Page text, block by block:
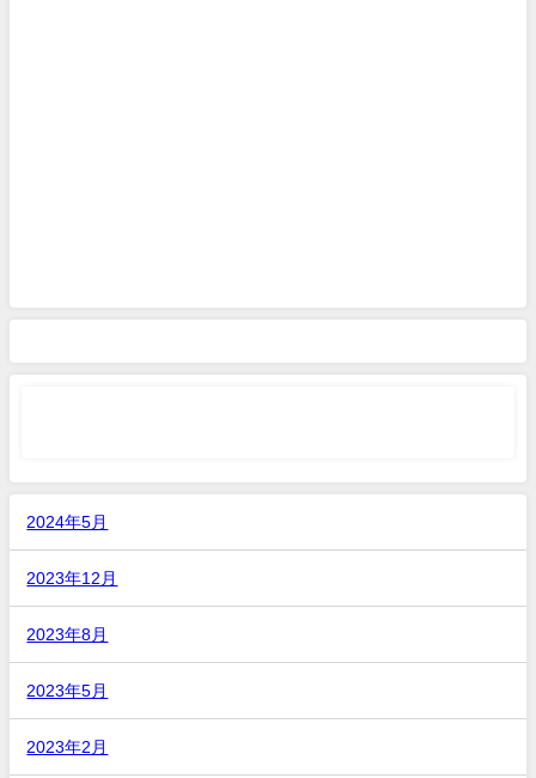
2024年5月
2023年12月
2023年8月
2023年5月
2023年2月